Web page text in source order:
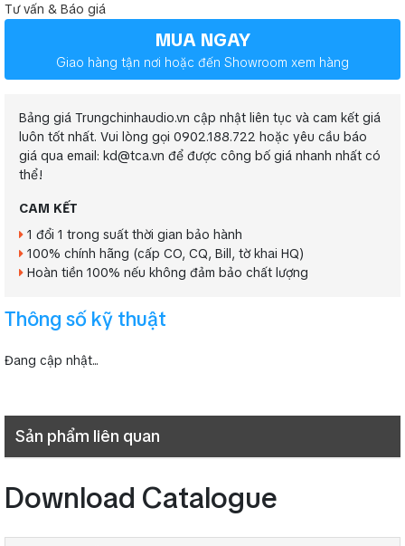
Tư vấn & Báo giá
MUA NGAY
Giao hàng tận nơi hoặc đến Showroom xem hàng
Bảng giá Trungchinhaudio.vn cập nhật liên tục và cam kết giá
luôn tốt nhất. Vui lòng gọi 0902.188.722 hoặc yêu cầu báo
giá qua email: kd@tca.vn để được công bố giá nhanh nhất có
thể!
CAM KẾT
1 đổi 1 trong suất thời gian bảo hành
100% chính hãng (cấp CO, CQ, Bill, tờ khai HQ)
Hoàn tiền 100% nếu không đảm bảo chất lượng
Thông số kỹ thuật
Đang cập nhật...
Sản phẩm liên quan
Download Catalogue